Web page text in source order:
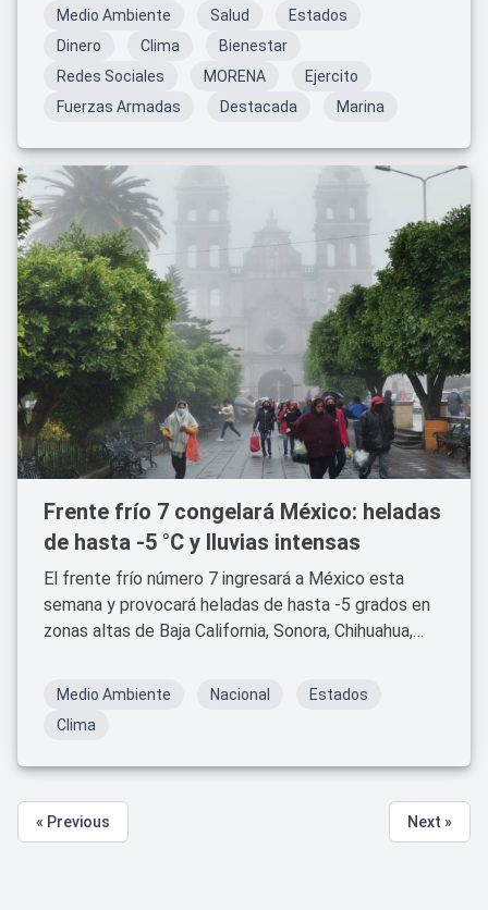
Medio Ambiente Salud
Estados
Dinero
Clima
Bienestar
Redes Sociales
MORENA
Ejercito
Fuerzas Armadas
Destacada Marina
Frente frío 7 congelará México: heladas
de hasta -5 °C y lluvias intensas
El frente frío número 7 ingresará a México esta
semana y provocará heladas de hasta -5 grados en
zonas altas de Baja California, Sonora, Chihuahua,
extremo y lluvias intensas.
Medio Ambiente Nacional
Estados
Clima
« Previous Next »